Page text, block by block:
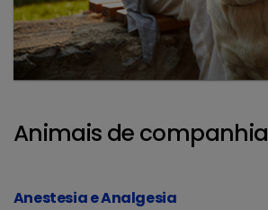
Animais de companhia
Anestesia e Analgesia